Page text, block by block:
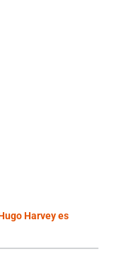
Harvey es